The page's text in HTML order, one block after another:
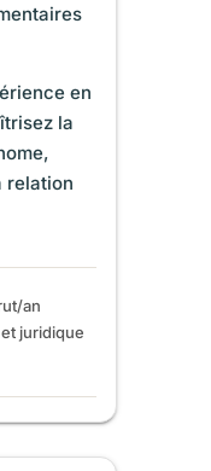
en
la
relation
an
juridique